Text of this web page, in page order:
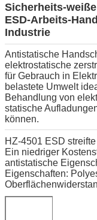
Sicherheits-
ESD-Arbeits-
Industrie
Antistatische
elektrostatische
für Gebrauch in
belastete Umwelt
Behandlung von
statische
können.
HZ-4501 ESD
Ein niedriger
antistatische
Eigenschaften: